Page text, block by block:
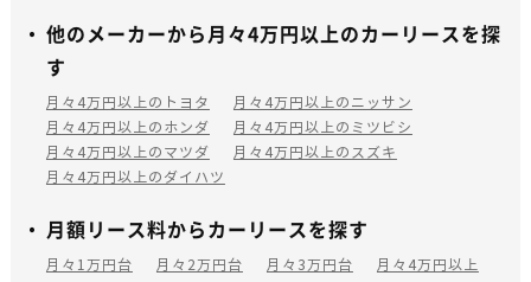
他のメーカーから月々4万円以上のカーリースを探
す
月々4万円以上のトヨタ
月々4万円以上のニッサン
月々4万円以上のホンダ
月々4万円以上のミツビシ
月々4万円以上のマツダ
月々4万円以上のスズキ
月々4万円以上のダイハツ
月額リース料からカーリースを探す
月々1万円台 月々2万円台 月々3万円台 月々4万円以上